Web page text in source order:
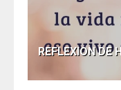
REFLEXION DE